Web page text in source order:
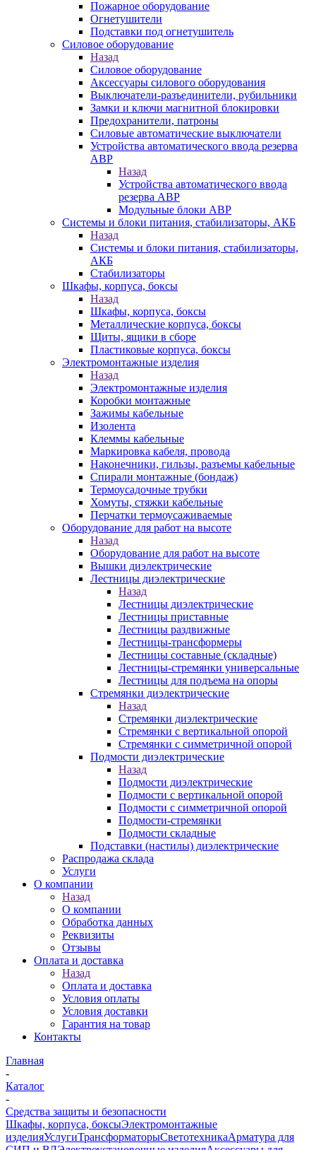
Пожарное оборудование
Огнетушители
Подставки под огнетушитель
Силовое оборудование
Назад
Силовое оборудование
Аксессуары силового оборудования
Выключатели-разъединители, рубильники
Замки и ключи магнитной блокировки
Предохранители, патроны
Силовые автоматические выключатели
Устройства автоматического ввода резерва
АВР
Назад
Устройства автоматического ввода
резерва АВР
Модульные блоки АВР
Системы и блоки питания, стабилизаторы, АКБ
Назад
Системы и блоки питания, стабилизаторы,
АКБ
Стабилизаторы
Шкафы, корпуса, боксы
Назад
Шкафы, корпуса, боксы
Металлические корпуса, боксы
Щиты, ящики в сборе
Пластиковые корпуса, боксы
Электромонтажные изделия
Назад
Электромонтажные изделия
Коробки монтажные
Зажимы кабельные
Изолента
Клеммы кабельные
Маркировка кабеля, провода
Наконечники, гильзы, разъемы кабельные
Спирали монтажные (бондаж)
Термоусадочные трубки
Хомуты, стяжки кабельные
Перчатки термоусаживаемые
Оборудование для работ на высоте
Назад
Оборудование для работ на высоте
Вышки диэлектрические
Лестницы диэлектрические
Назад
Лестницы диэлектрические
Лестницы приставные
Лестницы раздвижные
Лестницы-трансформеры
Лестницы составные (складные)
Лестницы-стремянки универсальные
Лестницы для подъема на опоры
Стремянки диэлектрические
Назад
Стремянки диэлектрические
Стремянки с вертикальной опорой
Стремянки с симметричной опорой
Подмости диэлектрические
Назад
Подмости диэлектрические
Подмости с вертикальной опорой
Подмости с симметричной опорой
Подмости-стремянки
Подмости складные
Подставки (настилы) диэлектрические
Распродажа склада
Услуги
О компании
Назад
О компании
Обработка данных
Реквизиты
Отзывы
Оплата и доставка
Назад
Оплата и доставка
Условия оплаты
Условия доставки
Гарантия на товар
Контакты
Главная
-
Каталог
-
Средства защиты и безопасности
Шкафы, корпуса, боксыЭлектромонтажные
изделияУслугиТрансформаторыСветотехникаАрматура для